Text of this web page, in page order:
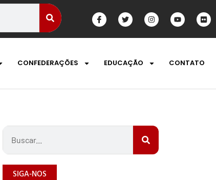
CONFEDERAÇÕES EDUCAÇÃO CONTATO
SIGA-NOS